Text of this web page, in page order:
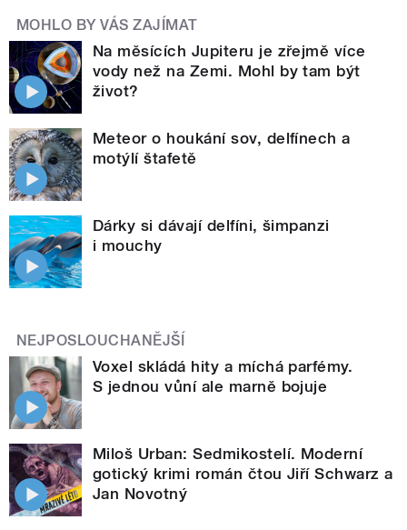
MOHLO BY VÁS ZAJÍMAT
Na měsících Jupiteru je zřejmě více
vody než na Zemi. Mohl by tam být
život?
Meteor o houkání sov, delfínech a
motýlí štafetě
Dárky si dávají delfíni, šimpanzi
i mouchy
NEJPOSLOUCHANĚJŠÍ
Voxel skládá hity a míchá parfémy.
S jednou vůní ale marně bojuje
Miloš Urban: Sedmikostelí. Moderní
gotický krimi román čtou Jiří Schwarz a
Jan Novotný